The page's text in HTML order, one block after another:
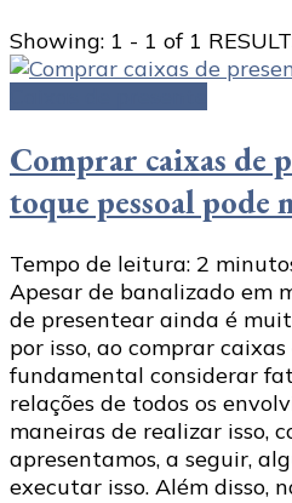
Showing: 1 - 1 of 1
Comprar caixas de
toque pessoal pode
Tempo de leitura: 2
Apesar de banalizado em
de presentear ainda é
por isso, ao comprar
fundamental considerar
relações de todos os
maneiras de realizar isso,
apresentamos, a seguir,
executar isso. Além disso,